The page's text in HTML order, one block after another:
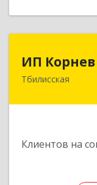
ИП
Тбилисская
Клиентов на
352360,